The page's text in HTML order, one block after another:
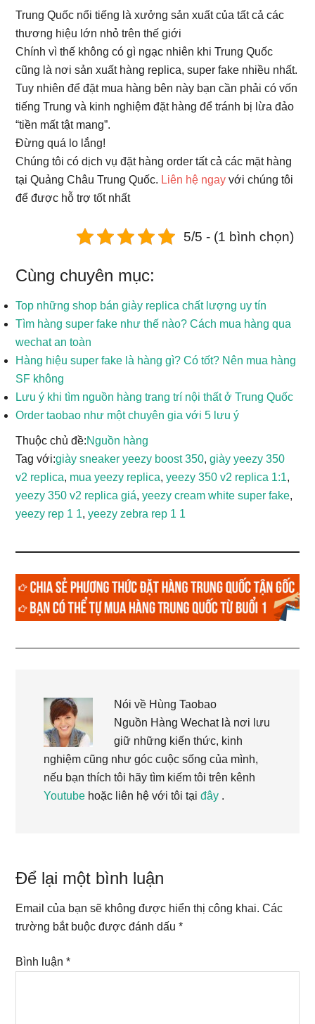
Trung Quốc nổi tiếng là xưởng sản xuất của tất cả các
thương hiệu lớn nhỏ trên thế giới
Chính vì thế không có gì ngạc nhiên khi Trung Quốc
cũng là nơi sản xuất hàng replica, super fake nhiều nhất.
Tuy nhiên để đặt mua hàng bên này bạn cần phải có vốn
tiếng Trung và kinh nghiệm đặt hàng để tránh bị lừa đảo
“tiền mất tật mang”.
Đừng quá lo lắng!
Chúng tôi có dịch vụ đặt hàng order tất cả các mặt hàng
tại Quảng Châu Trung Quốc. Liên hệ ngay với chúng tôi
để được hỗ trợ tốt nhất
5/5 - (1 bình chọn)
Cùng chuyên mục:
Top những shop bán giày replica chất lượng uy tín
Tìm hàng super fake như thế nào? Cách mua hàng qua
wechat an toàn
Hàng hiệu super fake là hàng gì? Có tốt? Nên mua hàng
SF không
Lưu ý khi tìm nguồn hàng trang trí nội thất ở Trung Quốc
Order taobao như một chuyên gia với 5 lưu ý
Thuộc chủ đề:Nguồn hàng
Tag với:giày sneaker yeezy boost 350,giày yeezy 350
v2 replica, mua yeezy replica,yeezy 350 v2 replica 1:1,
yeezy 350 v2 replica giá,yeezy cream white super fake,
yeezy rep 1 1,yeezy zebra rep 1 1
Nói về Hùng Taobao
Nguồn Hàng Wechat là nơi lưu
giữ những kiến thức, kinh
nghiệm cũng như góc cuộc sống của mình,
nếu bạn thích tôi hãy tìm kiếm tôi trên kênh
Youtube hoặc liên hệ với tôi tại đây .
Reader
Interactions
Để lại một bình luận
Email của bạn sẽ không được hiển thị công khai. Các
trường bắt buộc được đánh dấu*
Bình luận*